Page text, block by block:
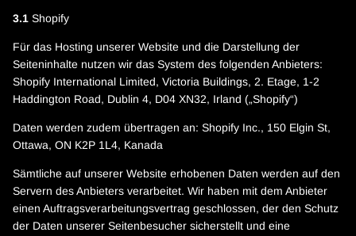
3.1 Shopify
Für das Hosting unserer Website und die Darstellung der
Seiteninhalte nutzen wir das System des folgenden Anbieters:
Shopify International Limited, Victoria Buildings, 2. Etage, 1-2
Haddington Road, Dublin 4, D04 XN32, Irland („Shopify“)
Daten werden zudem übertragen an: Shopify Inc., 150 Elgin St,
Ottawa, ON K2P 1L4, Kanada
Sämtliche auf unserer Website erhobenen Daten werden auf den
Servern des Anbieters verarbeitet. Wir haben mit dem Anbieter
einen Auftragsverarbeitungsvertrag geschlossen, der den Schutz
der Daten unserer Seitenbesucher sicherstellt und eine